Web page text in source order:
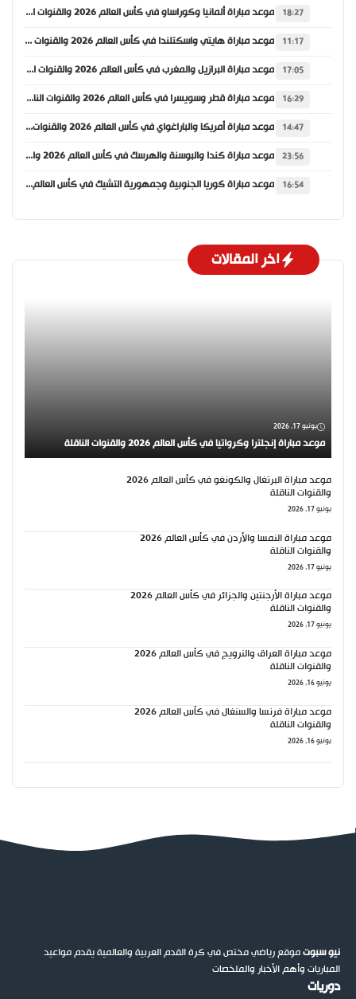
18:27 موعد مباراة ألمانيا وكوراساو في كأس العالم 2026 والقنوات الناقلة
11:17 موعد مباراة هايتي واسكتلندا في كأس العالم 2026 والقنوات الناقلة
17:05 موعد مباراة البرازيل والمغرب في كأس العالم 2026 والقنوات الناقلة
16:29 موعد مباراة قطر وسويسرا في كأس العالم 2026 والقنوات الناقلة
14:47 موعد مباراة أمريكا والباراغواي في كأس العالم 2026 والقنوات الناقلة
23:56 موعد مباراة كندا والبوسنة والهرسك في كأس العالم 2026 والقنوات الناقلة
16:54 موعد مباراة كوريا الجنوبية وجمهورية التشيك في كأس العالم 2026 والقنوات الناقلة
اخر المقالات
يونيو 17, 2026
موعد مباراة إنجلترا وكرواتيا في كأس العالم 2026 والقنوات الناقلة
موعد مباراة البرتغال والكونغو في كأس العالم 2026
والقنوات الناقلة
يونيو 17, 2026
موعد مباراة النمسا والأردن في كأس العالم 2026
والقنوات الناقلة
يونيو 17, 2026
موعد مباراة الأرجنتين والجزائر في كأس العالم 2026
والقنوات الناقلة
يونيو 17, 2026
موعد مباراة العراق والنرويج في كأس العالم 2026
والقنوات الناقلة
يونيو 16, 2026
موعد مباراة فرنسا والسنغال في كأس العالم 2026
والقنوات الناقلة
يونيو 16, 2026
نيو سبوتموقع رياضي مختص في كرة القدم العربية والعالمية يقدم مواعيد
المباريات وأهم الأخبار والملخصات
دوريات